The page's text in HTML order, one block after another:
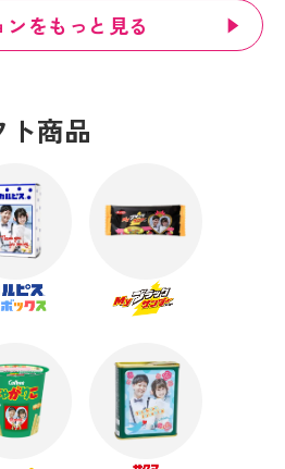
ンをもっと見る
商品